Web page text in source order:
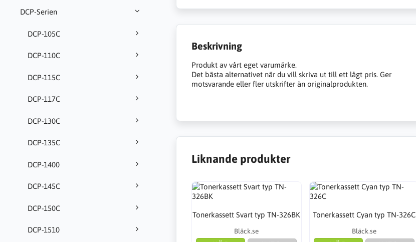
DCP-Serien
DCP-105C
DCP-110C
DCP-115C
DCP-117C
DCP-130C
DCP-135C
DCP-1400
DCP-145C
DCP-150C
DCP-1510
Beskrivning
Produkt av vårt eget varumärke.
Det bästa alternativet när du vill skriva ut till ett lågt pris. Ger
motsvarande eller fler utskrifter än originalprodukten.
Liknande produkter
Tonerkassett Svart typ TN-326BK
Bläck.se
Tonerkassett Cyan typ TN-326C
Bläck.se